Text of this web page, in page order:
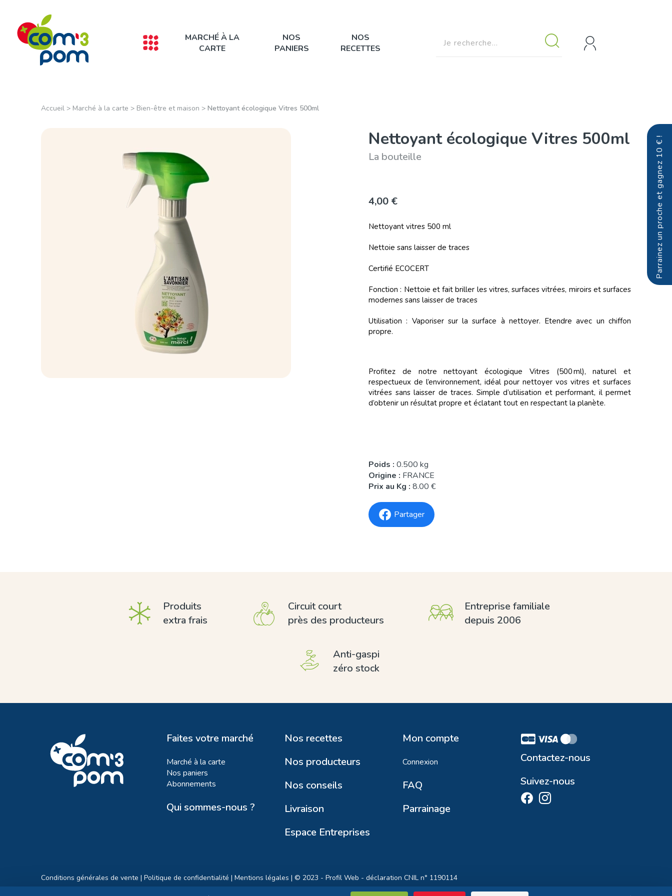
MARCHÉ À LA
CARTE
NOS
PANIERS
NOS
RECETTES
Parrainez un proche et gagnez 10 € !
Accueil > Marché à la carte > Bien-être et maison > Nettoyant écologique Vitres 500ml
Nettoyant écologique Vitres 500ml
La bouteille
4,00 €
Nettoyant vitres 500 ml
Nettoie sans laisser de traces
Certifié ECOCERT
Fonction : Nettoie et fait briller les vitres, surfaces vitrées, miroirs et surfaces
modernes sans laisser de traces
Utilisation : Vaporiser sur la surface à nettoyer. Etendre avec un chiffon
propre.
Profitez de notre nettoyant écologique Vitres (500 ml), naturel et
respectueux de l’environnement, idéal pour nettoyer vos vitres et surfaces
vitrées sans laisser de traces. Simple d’utilisation et performant, il permet
d’obtenir un résultat propre et éclatant tout en respectant la planète.
Poids : 0.500 kg
Origine : FRANCE
Prix au Kg : 8.00 €
Partager
Produits
extra frais
Circuit court
près des producteurs
Entreprise familiale
depuis 2006
Anti-gaspi
zéro stock
Faites votre marché
Marché à la carte
Nos paniers
Abonnements
Qui sommes-nous ?
Nos recettes
Nos producteurs
Nos conseils
Livraison
Espace Entreprises
Mon compte
Connexion
FAQ
Parrainage
Contactez-nous
Suivez-nous
Conditions générales de vente | Politique de confidentialité | Mentions légales | © 2023 - Profil Web - déclaration CNIL n° 1190114